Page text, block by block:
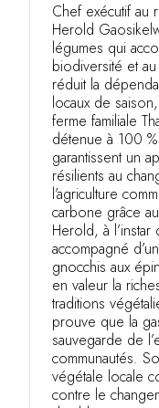
Chef exécutif au
Herold
légumes qui
biodiversité et
réduit la
locaux de
ferme familiale
détenue à 100 %
garantissent un
résilients au
l’agriculture
carbone grâce
Herold, à
accompagné
gnocchis aux
en valeur la
traditions
prouve que la
sauvegarde de
communautés.
végétale locale
contre le